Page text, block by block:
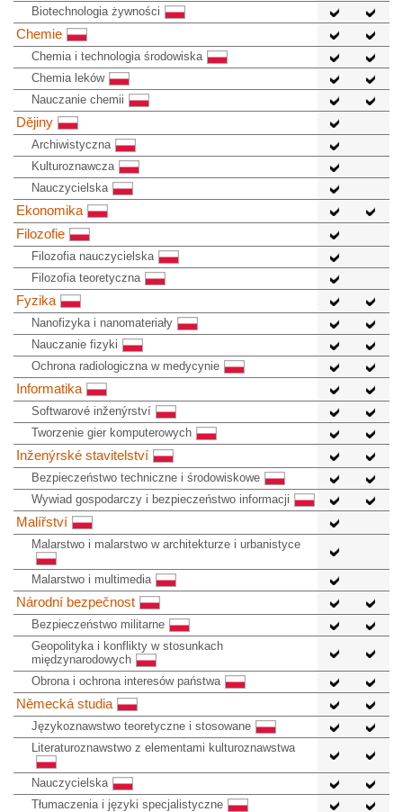
Biotechnologia żywności
Chemie
Chemia i technologia środowiska
Chemia leków
Nauczanie chemii
Dějiny
Archiwistyczna
Kulturoznawcza
Nauczycielska
Ekonomika
Filozofie
Filozofia nauczycielska
Filozofia teoretyczna
Fyzika
Nanofizyka i nanomateriały
Nauczanie fizyki
Ochrona radiologiczna w medycynie
Informatika
Softwarové inženýrství
Tworzenie gier komputerowych
Inženýrské stavitelství
Bezpieczeństwo techniczne i środowiskowe
Wywiad gospodarczy i bezpieczeństwo informacji
Malířství
Malarstwo i malarstwo w architekturze i urbanistyce
Malarstwo i multimedia
Národní bezpečnost
Bezpieczeństwo militarne
Geopolityka i konflikty w stosunkach
międzynarodowych
Obrona i ochrona interesów państwa
Německá studia
Językoznawstwo teoretyczne i stosowane
Literaturoznawstwo z elementami kulturoznawstwa
Nauczycielska
Tłumaczenia i języki specjalistyczne